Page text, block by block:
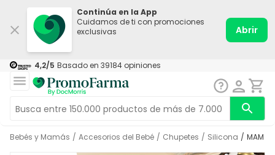
Continúa en la App
Cuidamos de ti con promociones
exclusivas
Abrir
4,2/5 Basado en 39184 opiniones
Bebés y Mamás / Accesorios del Bebé / Chupetes / Silicona / MAM